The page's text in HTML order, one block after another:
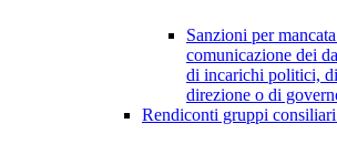
Sanzioni per
comunicazione dei
di incarichi politici,
direzione o di
Rendiconti gruppi